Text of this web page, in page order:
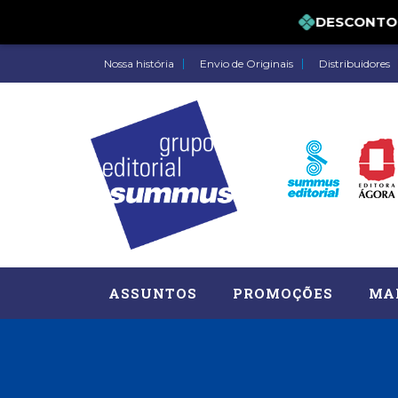
DESCONTO
Nossa história Envio de Originais Distribuidores
ASSUNTOS PROMOÇÕES